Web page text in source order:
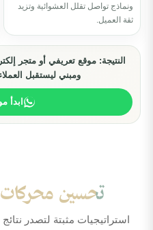
ونماذج تواصل تقلل العشوائية وتزيد
ثقة العميل.
النتيجة: موقع تعريفي أو متجر
ومبني ليستقبل
ابدأ
تحسين
استراتيجيات مثبتة لتصدر